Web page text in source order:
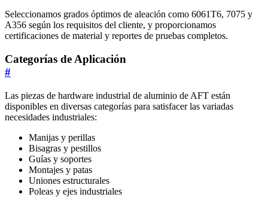
Seleccionamos grados óptimos de aleación como 6061T6, 7075 y
A356 según los requisitos del cliente, y proporcionamos
certificaciones de material y reportes de pruebas completos.
Categorías de Aplicación
#
Las piezas de hardware industrial de aluminio de AFT están
disponibles en diversas categorías para satisfacer las variadas
necesidades industriales:
Manijas y perillas
Bisagras y pestillos
Guías y soportes
Montajes y patas
Uniones estructurales
Poleas y ejes industriales